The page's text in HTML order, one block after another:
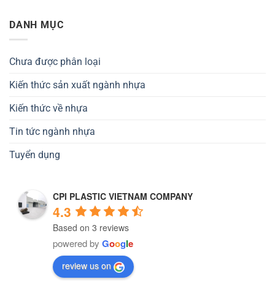
DANH MỤC
Chưa được phân loại
Kiến thức sản xuất ngành nhựa
Kiến thức về nhựa
Tin tức ngành nhựa
Tuyển dụng
CPI PLASTIC VIETNAM COMPANY
4.3
Based on 3 reviews
powered by Google
review us on